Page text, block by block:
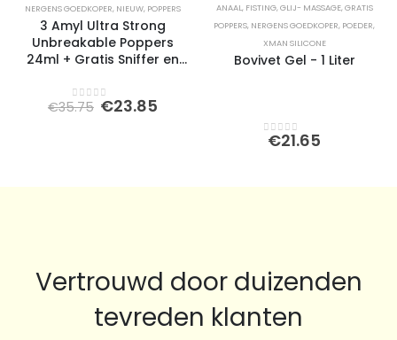
NERGENS GOEDKOPER, NIEUW, POPPERS
3 Amyl Ultra Strong
Unbreakable Poppers
24ml + Gratis Sniffer en
0out of 5
€35.75 Oorspronkelijke
€23.85
ANAAL, FISTING,GLIJ- MASSAGE,GRATIS
POPPERS, NERGENS GOEDKOPER, POEDER,
XMAN SILICONE
Bovivet Gel - 1 Liter
0out of 5
€21.65
Vertrouwd door duizenden
tevreden klanten